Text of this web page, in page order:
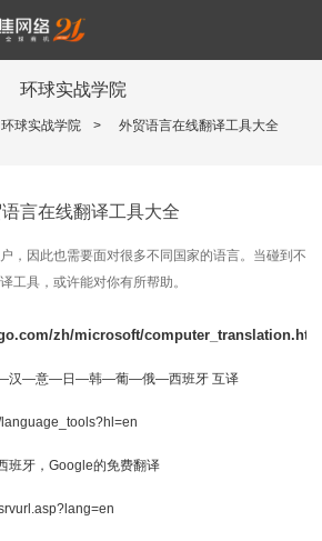
环球实战学院
环球实战学院 > 外贸语言在线翻译工具大全
言在线翻译工具大全
，因此也需要面对很多不同国家的语言。当碰到不
工具，或许能对你有所帮助。
zh/microsoft/
—意—日—韩—葡—俄—西班牙 互译
牙，Google的免费翻译